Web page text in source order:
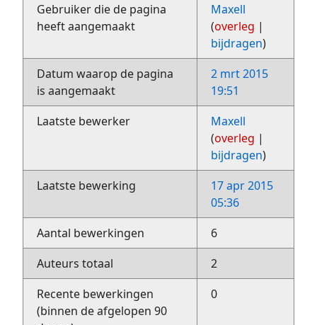
Gebruiker die de pagina
heeft aangemaakt
Maxell
(overleg |
bijdragen)
Datum waarop de pagina
is aangemaakt
2 mrt 2015
19:51
Laatste bewerker
Maxell
(overleg |
bijdragen)
Laatste bewerking
17 apr 2015
05:36
Aantal bewerkingen
6
Auteurs totaal
2
Recente bewerkingen
(binnen de afgelopen 90
0